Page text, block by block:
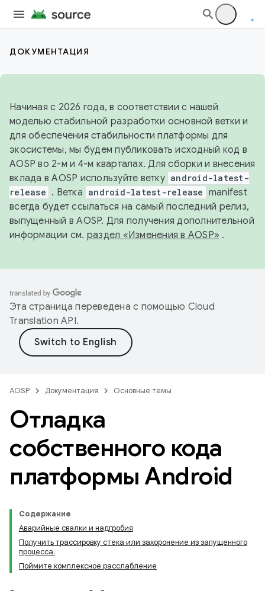
ДОКУМЕНТАЦИЯ
Начиная с 2026 года, в соответствии с нашей
моделью стабильной разработки основной ветки и
для обеспечения стабильности платформы для
экосистемы, мы будем публиковать исходный код в
AOSP во 2-м и 4-м кварталах. Для сборки и внесения
вклада в AOSP используйте ветку android-latest-
release . Ветка android-latest-release manifest
всегда будет ссылаться на самый последний релиз,
выпущенный в AOSP. Для получения дополнительной
информации см. раздел «Изменения в AOSP» .
Эта страница переведена с помощью Cloud
Translation API.
AOSP Документация Основные темы
Отладка
собственного кода
платформы Android
Содержание
Аварийные свалки и надгробия
Получить трассировку стека или захоронение из запущенного
процесса.
Поймите комплексное расслабление